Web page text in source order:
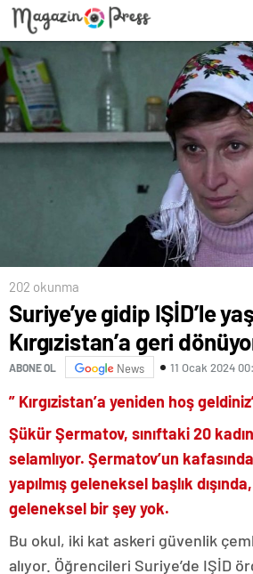
202 okunma
Suriye’ye gidip IŞİD’le
Kırgızistan’a geri
ABONE OL News 11 Ocak 2024
” Kırgızistan’a yeniden hoş
Şükür Şermatov, sınıftaki 20
selamlıyor. Şermatov’un
yapılmış geleneksel başlık
geleneksel bir şey yok.
Bu okul, iki kat askeri güvenlik
alıyor. Öğrencileri Suriye’de IŞİD